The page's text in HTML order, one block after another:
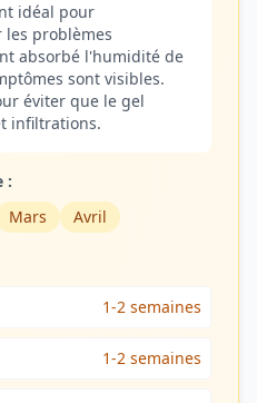
idéal pour
problèmes
absorbé l'humidité de
sont visibles.
éviter que le gel
infiltrations.
:
Mars Avril
1-2 semaines
1-2 semaines